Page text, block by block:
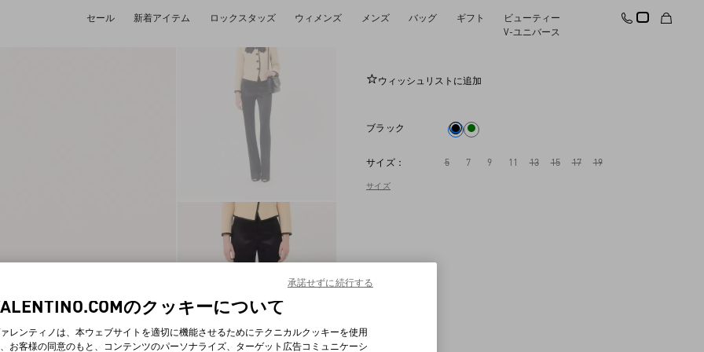
セール 新着アイテム ロックスタッズ ウィメンズ メンズ バッグ ギフト
ビューティー
V-ユニバース
ダブルダッチェス ストレッチパンツ
ウィッシュリストに追加
ブラック
サイズ：
サイズ
5 7 9 11 13 15 17 19
のクッキーについて
レンティノは、本ウェブサイトを適切に機能させるためにテクニカルクッキーを使用
お客様の同意のもと、コンテンツのパーソナライズ、ターゲット広告コミュニケーシ
承諾せずに続行する